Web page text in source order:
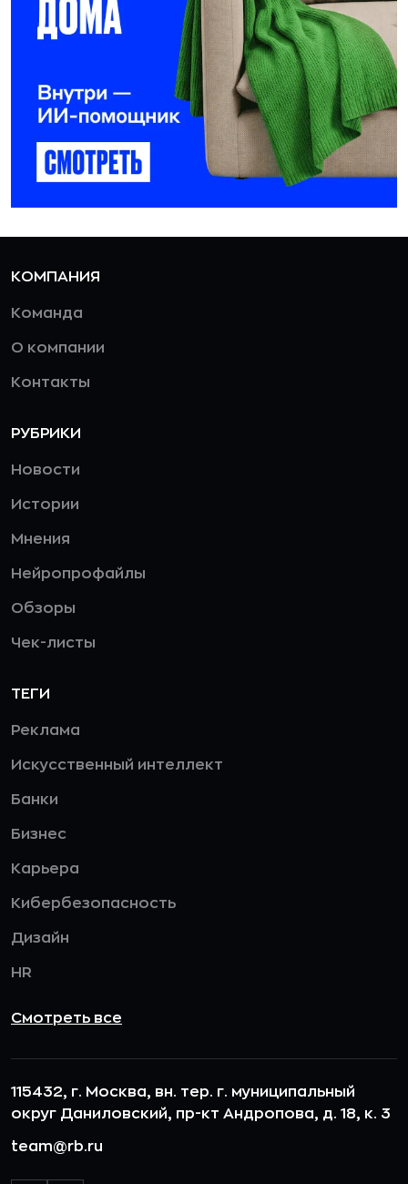
КОМПАНИЯ
Команда
О компании
Контакты
РУБРИКИ
Новости
Истории
Мнения
Нейропрофайлы
Обзоры
Чек-листы
ТЕГИ
Реклама
Искусственный интеллект
Банки
Бизнес
Карьера
Кибербезопасность
Дизайн
HR
Смотреть все
115432, г. Москва, вн. тер. г. муниципальный
округ Даниловский, пр-кт Андропова, д. 18, к. 3
team@rb.ru